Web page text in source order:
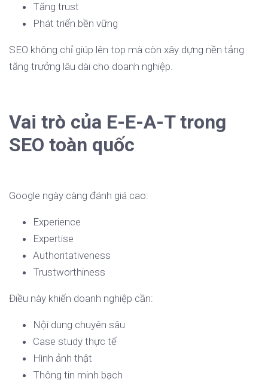
Tăng trust
Phát triển bền vững
SEO không chỉ giúp lên top mà còn xây dựng nền tảng
tăng trưởng lâu dài cho doanh nghiệp.
Vai trò của E-E-A-T trong
SEO toàn quốc
Google ngày càng đánh giá cao:
Experience
Expertise
Authoritativeness
Trustworthiness
Điều này khiến doanh nghiệp cần:
Nội dung chuyên sâu
Case study thực tế
Hình ảnh thật
Thông tin minh bạch